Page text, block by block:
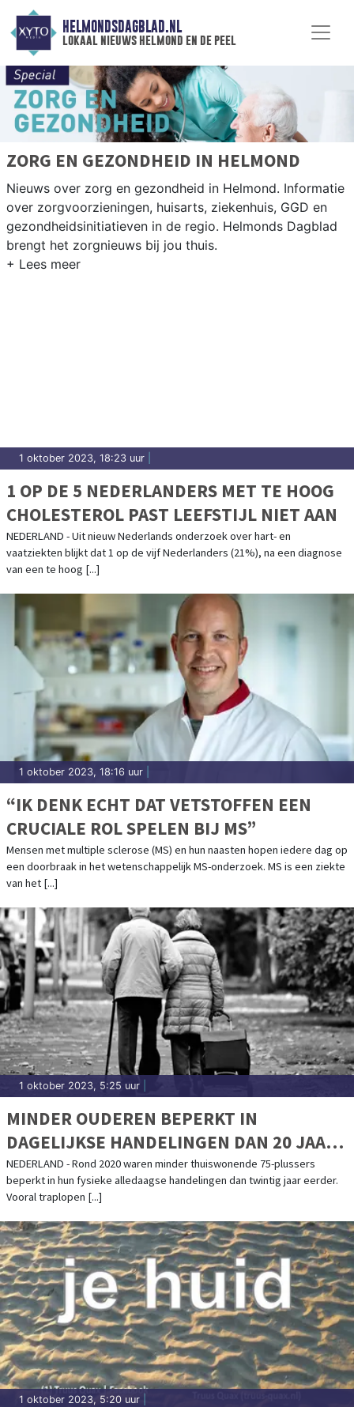
HELMONDSDAGBLAD.NL
lokaal nieuws helmond en de peel
ZORG EN GEZONDHEID IN HELMOND
Nieuws over zorg en gezondheid in Helmond. Informatie
over zorgvoorzieningen, huisarts, ziekenhuis, GGD en
gezondheidsinitiatieven in de regio. Helmonds Dagblad
brengt het zorgnieuws bij jou thuis.
1 oktober 2023, 18:23 uur
1 OP DE 5 NEDERLANDERS MET TE HOOG
CHOLESTEROL PAST LEEFSTIJL NIET AAN
NEDERLAND - Uit nieuw Nederlands onderzoek over hart- en
vaatziekten blijkt dat 1 op de vijf Nederlanders (21%), na een diagnose
van een te hoog [...]
1 oktober 2023, 18:16 uur
“IK DENK ECHT DAT VETSTOFFEN EEN
CRUCIALE ROL SPELEN BIJ MS”
Mensen met multiple sclerose (MS) en hun naasten hopen iedere dag op
een doorbraak in het wetenschappelijk MS-onderzoek. MS is een ziekte
van het [...]
1 oktober 2023, 5:25 uur
MINDER OUDEREN BEPERKT IN
DAGELIJKSE HANDELINGEN DAN 20 JAAR
GELEDEN
NEDERLAND - Rond 2020 waren minder thuiswonende 75-plussers
beperkt in hun fysieke alledaagse handelingen dan twintig jaar eerder.
Vooral traplopen [...]
1 oktober 2023, 5:20 uur